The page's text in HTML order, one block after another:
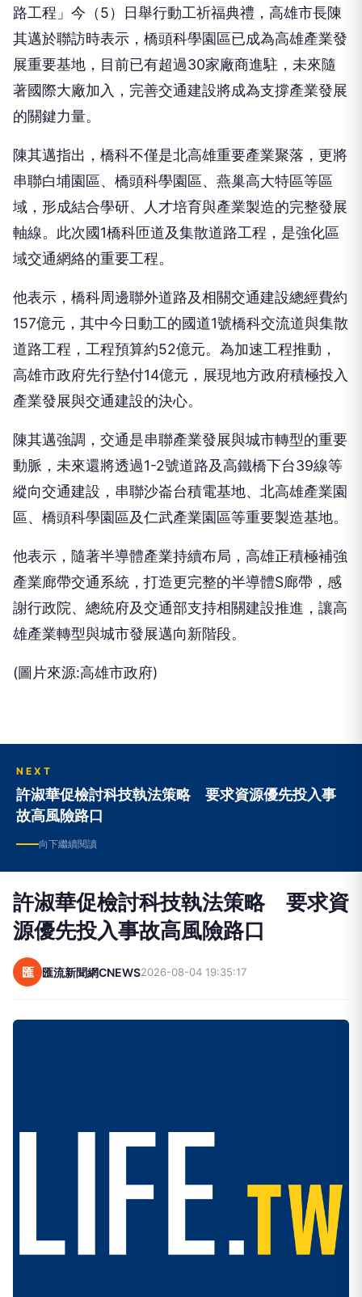
路工程」今（5）日舉行動工祈福典禮，高雄市長陳
其邁於聯訪時表示，橋頭科學園區已成為高雄產業發
展重要基地，目前已有超過30家廠商進駐，未來隨
著國際大廠加入，完善交通建設將成為支撐產業發展
的關鍵力量。
陳其邁指出，橋科不僅是北高雄重要產業聚落，更將
串聯白埔園區、橋頭科學園區、燕巢高大特區等區
域，形成結合學研、人才培育與產業製造的完整發展
軸線。此次國1橋科匝道及集散道路工程，是強化區
域交通網絡的重要工程。
他表示，橋科周邊聯外道路及相關交通建設總經費約
157億元，其中今日動工的國道1號橋科交流道與集散
道路工程，工程預算約52億元。為加速工程推動，
高雄市政府先行墊付14億元，展現地方政府積極投入
產業發展與交通建設的決心。
陳其邁強調，交通是串聯產業發展與城市轉型的重要
動脈，未來還將透過1-2號道路及高鐵橋下台39線等
縱向交通建設，串聯沙崙台積電基地、北高雄產業園
區、橋頭科學園區及仁武產業園區等重要製造基地。
他表示，隨著半導體產業持續布局，高雄正積極補強
產業廊帶交通系統，打造更完整的半導體S廊帶，感
謝行政院、總統府及交通部支持相關建設推進，讓高
雄產業轉型與城市發展邁向新階段。
(圖片來源:高雄市政府)
NEXT
許淑華促檢討科技執法策略 要求資源優先投入事
故高風險路口
向下繼續閱讀
許淑華促檢討科技執法策略 要求資
源優先投入事故高風險路口
匯 匯流新聞網CNEWS2026-08-04 19:35:17